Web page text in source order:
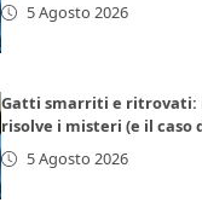
5 Agosto 2026
Gatti smarriti e ritrovati:
risolve i misteri (e il caso
5 Agosto 2026